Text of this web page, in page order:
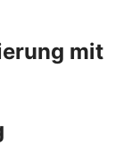
mit